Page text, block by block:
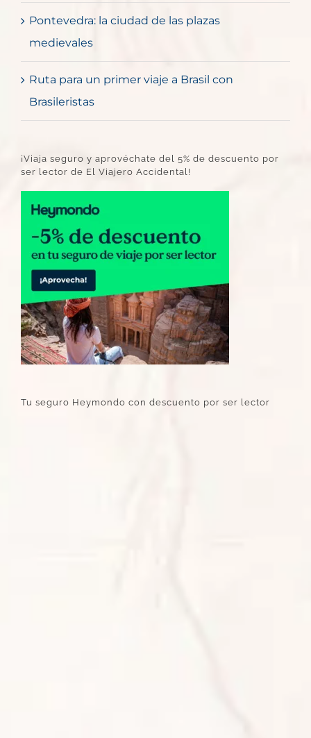
Pontevedra: la ciudad de las plazas
medievales
Ruta para un primer viaje a Brasil con
Brasileristas
¡Viaja seguro y aprovéchate del 5% de descuento por
ser lector de El Viajero Accidental!
Tu seguro Heymondo con descuento por ser lector